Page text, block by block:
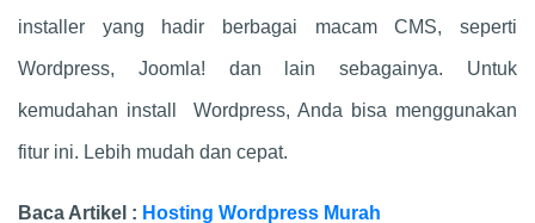
installer yang hadir berbagai macam CMS, seperti
Wordpress, Joomla! dan lain sebagainya. Untuk
kemudahan install Wordpress, Anda bisa menggunakan
fitur ini. Lebih mudah dan cepat.
Baca Artikel : Hosting Wordpress Murah